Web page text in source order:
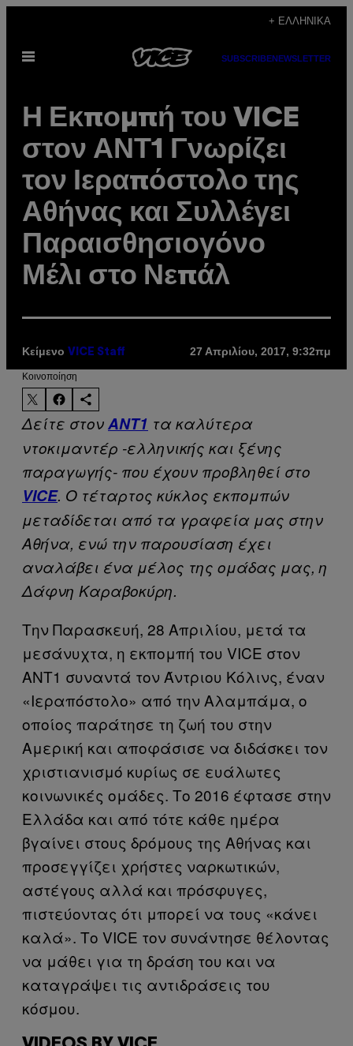
περιεχόμενο
+ ΕΛΛΗΝΙΚΆ
Ανοίξτε
SUBSCRIBENEWSLETTER
Η Εκπομπή του VICE
στον ΑΝΤ1 Γνωρίζει
τον Ιεραπόστολο της
Αθήνας και Συλλέγει
Παραισθησιογόνο
Μέλι στο Νεπάλ
Κείμενο VICE Staff 27 Απριλίου, 2017, 9:32πμ
Kοινοποίηση
Δείτε στονΑΝΤ1 τα καλύτερα
ντοκιμαντέρ -ελληνικής και ξένης
παραγωγής- που έχουν προβληθεί στο
VICE. Ο τέταρτος κύκλος εκπομπών
μεταδίδεται από τα γραφεία μας στην
Αθήνα, ενώ την παρουσίαση έχει
αναλάβει ένα μέλος της ομάδας μας, η
Δάφνη Καραβοκύρη.
Την Παρασκευή, 28 Απριλίου, μετά τα
μεσάνυχτα, η εκπομπή του VICE στον
ANT1 συναντά τον Άντριου Κόλινς, έναν
«Ιεραπόστολο» από την Αλαμπάμα, ο
οποίος παράτησε τη ζωή του στην
Αμερική και αποφάσισε να διδάσκει τον
χριστιανισμό κυρίως σε ευάλωτες
κοινωνικές ομάδες. Το 2016 έφτασε στην
Ελλάδα και από τότε κάθε ημέρα
βγαίνει στους δρόμους της Αθήνας και
προσεγγίζει χρήστες ναρκωτικών,
αστέγους αλλά και πρόσφυγες,
πιστεύοντας ότι μπορεί να τους «κάνει
καλά». Το VICE τον συνάντησε θέλοντας
να μάθει για τη δράση του και να
καταγράψει τις αντιδράσεις του
κόσμου.